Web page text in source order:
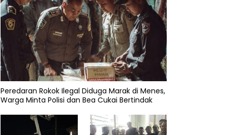
Peredaran Rokok Ilegal Diduga Marak di Menes,
Warga Minta Polisi dan Bea Cukai Bertindak